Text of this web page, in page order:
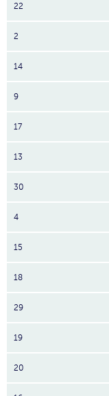
22
2
14
9
17
13
30
4
15
18
29
19
20